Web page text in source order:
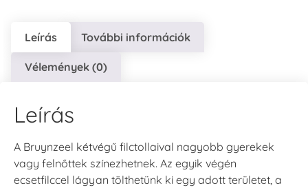
Leírás További információk
Vélemények (0)
Leírás
A Bruynzeel kétvégű filctollaival nagyobb gyerekek
vagy felnőttek színezhetnek. Az egyik végén
ecsetfilccel lágyan tölthetünk ki egy adott területet, a